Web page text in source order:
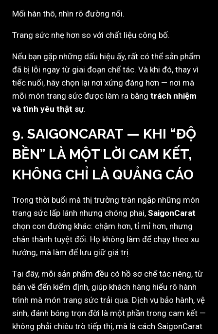
Mối hàn thô, nhìn rõ đường nối.
Trang sức nhẹ hơn so với chất liệu công bố.
Nếu bạn gặp những dấu hiệu ấy, rất có thể sản phẩm
đã bị lỗi ngay từ giai đoạn chế tác. Và khi đó, thay vì
tiếc nuối, hãy chọn lại nơi xứng đáng hơn — nơi mà
mỗi món trang sức được làm ra bằng trách nhiệm
và tình yêu thật sự.
9. SAIGONCARAT — KHI “ĐỘ
BỀN” LÀ MỘT LỜI CAM KẾT,
KHÔNG CHỈ LÀ QUẢNG CÁO
Trong thời buổi mà thị trường tràn ngập những món
trang sức lấp lánh nhưng chóng phai, SaigonCarat
chọn con đường khác: chậm hơn, tỉ mỉ hơn, nhưng
chân thành tuyệt đối. Họ không làm để chạy theo xu
hướng, mà làm để lưu giữ giá trị.
Tại đây, mỗi sản phẩm đều có hồ sơ chế tác riêng, từ
bản vẽ đến kiểm định, giúp khách hàng hiểu rõ hành
trình mà món trang sức trải qua. Dịch vụ bảo hành, vệ
sinh, đánh bóng trọn đời là một phần trong cam kết —
không phải chiêu trò tiếp thị, mà là cách SaigonCarat